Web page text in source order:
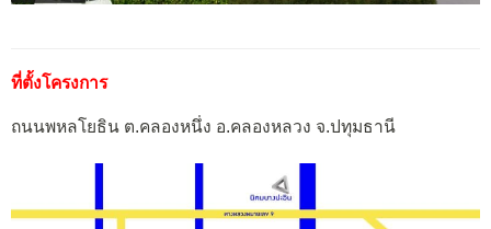
ที่ตั้งโครงการ
ถนนพหลโยธิน ต.คลองหนึ่ง อ.คลองหลวง จ.ปทุมธานี